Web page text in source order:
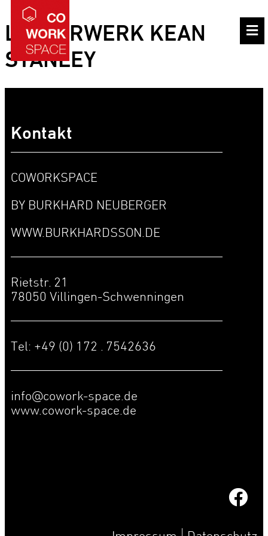
LETTERWERK KEAN
STANLEY
Kontakt
COWORKSPACE
BY BURKHARD NEUBERGER
WWW.BURKHARDSSON.DE
Rietstr. 21
78050 Villingen-Schwenningen
Tel: +49 (0) 172 . 7542636
info@cowork-space.de
www.cowork-space.de